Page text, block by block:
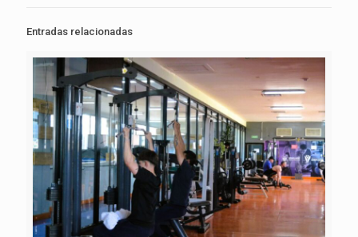
Entradas relacionadas